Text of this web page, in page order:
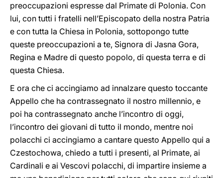
preoccupazioni espresse dal Primate di Polonia. Con
lui, con tutti i fratelli nell’Episcopato della nostra Patria
e con tutta la Chiesa in Polonia, sottopongo tutte
queste preoccupazioni a te, Signora di Jasna Gora,
Regina e Madre di questo popolo, di questa terra e di
questa Chiesa.
E ora che ci accingiamo ad innalzare questo toccante
Appello che ha contrassegnato il nostro millennio, e
poi ha contrassegnato anche l’incontro di oggi,
l’incontro dei giovani di tutto il mondo, mentre noi
polacchi ci accingiamo a cantare questo Appello qui a
Czestochowa, chiedo a tutti i presenti, al Primate, ai
Cardinali e ai Vescovi polacchi, di impartire insieme a